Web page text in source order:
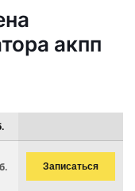
акпп
Записаться